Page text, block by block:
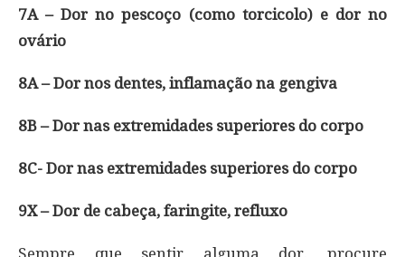
7A – Dor no pescoço (como torcicolo) e dor no
ovário
8A – Dor nos dentes, inflamação na gengiva
8B – Dor nas extremidades superiores do corpo
8C- Dor nas extremidades superiores do corpo
9X – Dor de cabeça, faringite, refluxo